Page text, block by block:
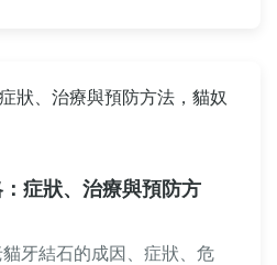
症狀、治療與預防方
牙結石的成因、症狀、危